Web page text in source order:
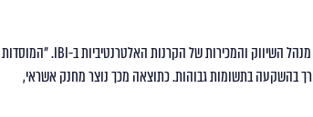
"הביקוש בשוק הזה מוערך מאות מיליארדי דולרים בשנה", אומר לירן רבר, מנהל השיווק והמכירות של הקרנות האלטרנטיביות ב-IBI. "המוסדות
בהשקעה בתשומות גבוהות. כתוצאה מכך נוצר מחנק אשראי,